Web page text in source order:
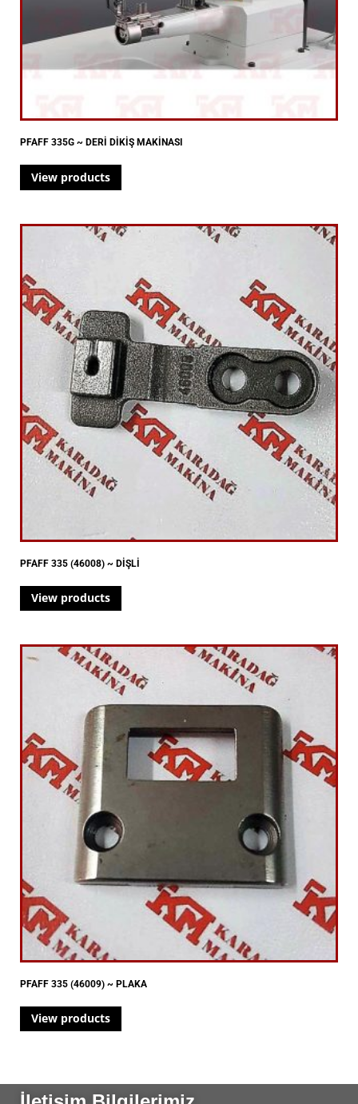
PFAFF 335G ~ DERİ DİKİŞ MAKİNASI
View products
PFAFF 335 (46008) ~ DİŞLİ
View products
PFAFF 335 (46009) ~ PLAKA
View products